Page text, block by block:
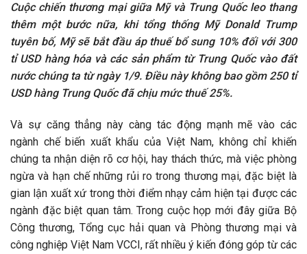
Cuộc chiến thương mại giữa Mỹ và Trung Quốc leo thang
thêm một bước nữa, khi tổng thống Mỹ Donald Trump
tuyên bố, Mỹ sẽ bắt đầu áp thuế bổ sung 10% đối với 300
tỉ USD hàng hóa và các sản phẩm từ Trung Quốc vào đất
nước chúng ta từ ngày 1/9. Điều này không bao gồm 250 tỉ
USD hàng Trung Quốc đã chịu mức thuế 25%.
Và sự căng thẳng này càng tác động mạnh mẽ vào các
ngành chế biến xuất khẩu của Việt Nam, không chỉ khiến
chúng ta nhận diện rõ cơ hội, hay thách thức, mà việc phòng
ngừa và hạn chế những rủi ro trong thương mại, đặc biệt là
gian lận xuất xứ trong thời điểm nhạy cảm hiện tại được các
ngành đặc biệt quan tâm. Trong cuộc họp mới đây giữa Bộ
Công thương, Tổng cục hải quan và Phòng thương mại và
công nghiệp Việt Nam VCCI, rất nhiều ý kiến đóng góp từ các